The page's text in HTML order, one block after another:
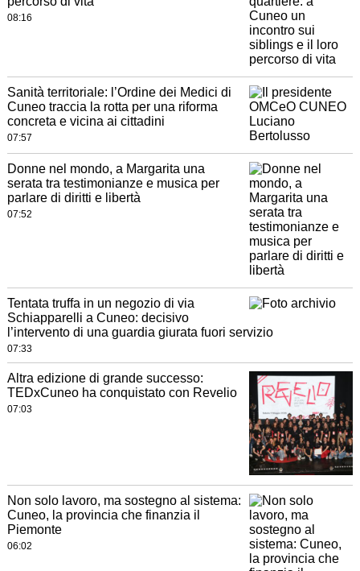
08:16
Sanità territoriale: l’Ordine dei Medici di
Cuneo traccia la rotta per una riforma
concreta e vicina ai cittadini
07:57
Donne nel mondo, a Margarita una
serata tra testimonianze e musica per
parlare di diritti e libertà
07:52
Tentata truffa in un negozio di via
Schiapparelli a Cuneo: decisivo
l’intervento di una guardia giurata fuori servizio
07:33
Altra edizione di grande successo:
TEDxCuneo ha conquistato con Revelio
07:03
Non solo lavoro, ma sostegno al sistema:
Cuneo, la provincia che finanzia il
Piemonte
06:02